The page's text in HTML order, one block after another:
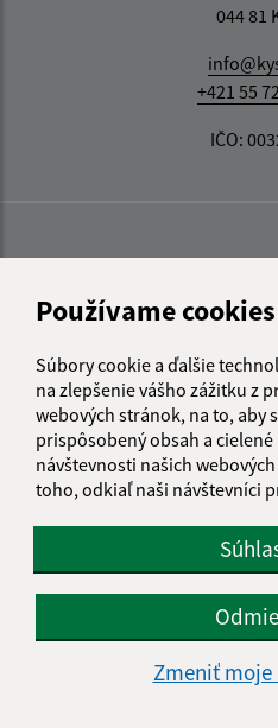
Používame cookies
Súbory cookie a ďalšie
na zlepšenie vášho zážitku z
webových stránok, na to, aby
prispôsobený obsah a
návštevnosti našich
toho, odkiaľ naši návštevníci
Zmeniť moje
044 81
+421 55
IČO:
Vyhlásenie o
Autorské
Ochrana